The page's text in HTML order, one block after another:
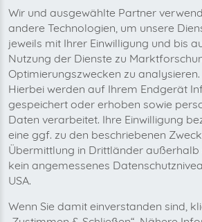
Wir wollen auch bald
Telekom Standard
automatisch
Wir und ausgewählte Partner
andere Technologien, um unsere
jeweils mit Ihrer Einwilligung und bis
Nutzung der Dienste zu
Optimierungszwecken zu analysieren.
Hierbei werden auf Ihrem Endgerät
gespeichert oder erhoben sowie
Daten verarbeitet. Ihre Einwilligung
eine ggf. zu den beschriebenen
Übermittlung in Drittländer außerhalb
kein angemessenes
USA.
Wenn Sie damit einverstanden sind,